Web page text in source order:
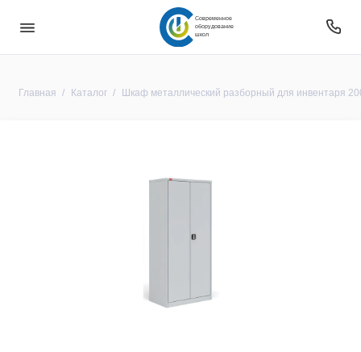
Современное
оборудование
школ
Главная Каталог Шкаф металлический разборный для инвентаря